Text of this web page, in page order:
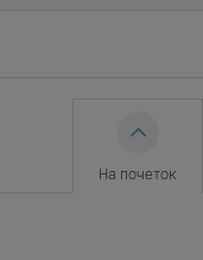
На почеток